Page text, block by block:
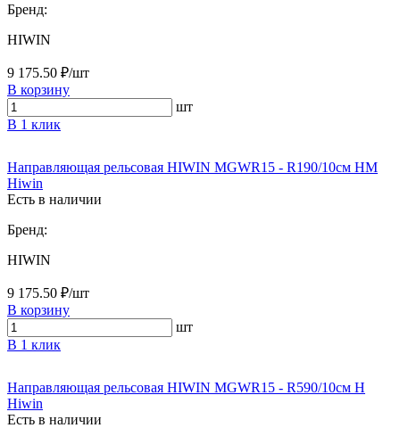
Бренд:
HIWIN
9 175.50 ₽/шт
В корзину
шт
В 1 клик
Направляющая рельсовая HIWIN MGWR15 - R190/10см HM
Hiwin
Есть в наличии
Бренд:
HIWIN
9 175.50 ₽/шт
В корзину
шт
В 1 клик
Направляющая рельсовая HIWIN MGWR15 - R590/10см H
Hiwin
Есть в наличии